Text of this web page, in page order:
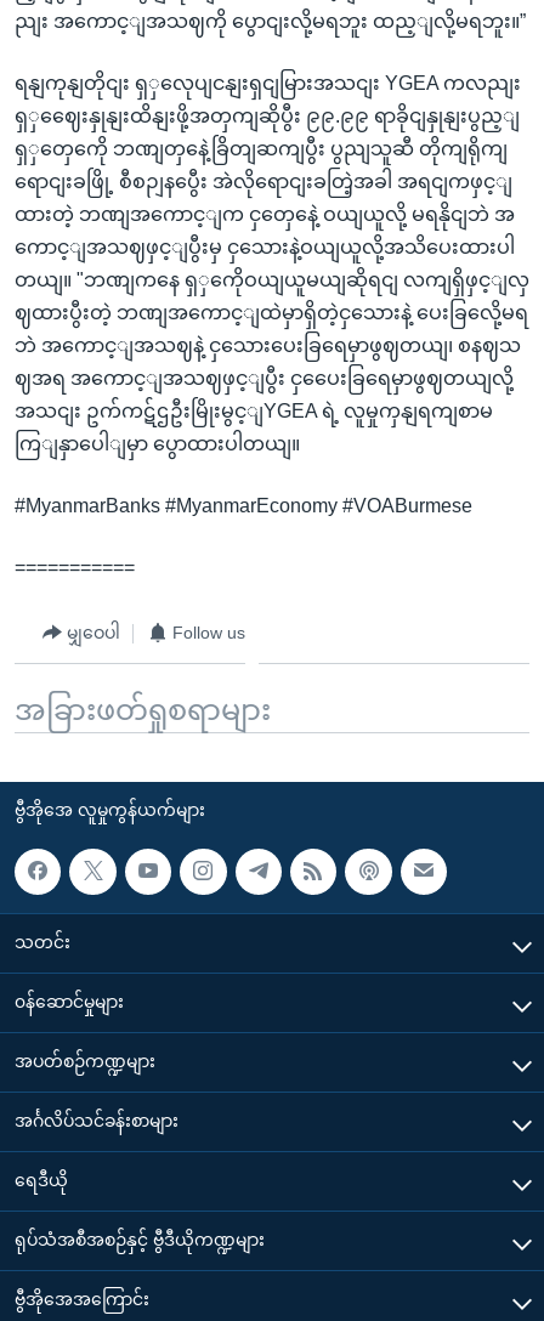
ညျး အကောင့ျအသဈကို ပွောငျးလို့မရဘူး ထည့ျလို့မရဘူး။”
ရနျကုနျတိုငျး ရှှလေုပျငနျးရှငျမြားအသငျး YGEA ကလညျး
ရှှဈေေးနှုနျးထိနျးဖို့အတှကျဆိုပွီး ၉၉.၉၉ ရာခိုငျနှုနျးပွည့ျ
ရှှတှေကေို ဘဏျတှနေဲ့ခြိတျဆကျပွီး ပွညျသူဆီ တိုကျရိုကျ
ရောငျးခဖြို့ စီစဉျနပွေီး အဲလိုရောငျးခတြဲ့အခါ အရငျကဖှင့ျ
ထားတဲ့ ဘဏျအကောင့ျက ငှတှေနေဲ့ ဝယျယူလို့ မရနိုငျဘဲ အ
ကောင့ျအသဈဖှင့ျပွီးမှ ငှသေားနဲ့ဝယျယူလို့အသိပေးထားပါ
တယျ။ "ဘဏျကနေ ရှှကေိုဝယျယူမယျဆိုရငျ လကျရှိဖှင့ျလှ
ဈထားပွီးတဲ့ ဘဏျအကောင့ျထဲမှာရှိတဲ့ငှသေားနဲ့ ပေးခြလေို့မရ
ဘဲ အကောင့ျအသဈနဲ့ ငှသေားပေးခြရေမှာဖွဈတယျ၊ စနဈသ
ဈအရ အကောင့ျအသဈဖှင့ျပွီး ငှပေေးခြရေမှာဖွဈတယျလို့
အသငျး ဥက်ကဋ်ဌဦးမြိုးမွင့ျYGEA ရဲ့ လူမှုကှနျရကျစာမ
ကြျနှာပေါျမှာ ပွောထားပါတယျ။
#MyanmarBanks #MyanmarEconomy #VOABurmese
===========
မျှဝေပါ Follow us
အခြားဖတ်ရှုစရာများ
ဗွီအိုအေ လူမှုကွန်ယက်များ
သတင်း
၀န်ဆောင်မှုများ
အပတ်စဉ်ကဏ္ဍများ
အင်္ဂလိပ်သင်ခန်းစာများ
ရေဒီယို
ရုပ်သံအစီအစဉ်နှင့် ဗွီဒီယိုကဏ္ဍများ
ဗွီအိုအေအကြောင်း